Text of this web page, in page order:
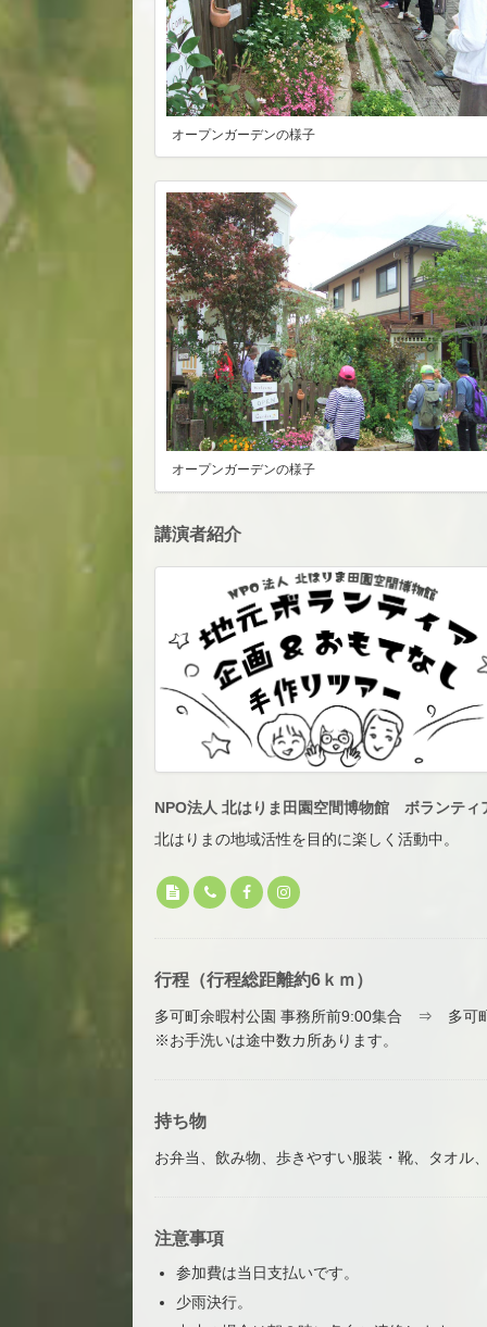
オープンガーデンの様子
オープンガーデンの様子
講演者紹介
NPO法人 北はりま田園空間博物館 ボランティ
北はりまの地域活性を目的に楽しく活動中。
行程（行程総距離約6ｋｍ）
多可町余暇村公園 事務所前9:00集合 ⇒ 多可
※お手洗いは途中数カ所あります。
持ち物
お弁当、飲み物、歩きやすい服装・靴、タオル
注意事項
参加費は当日支払いです。
少雨決行。